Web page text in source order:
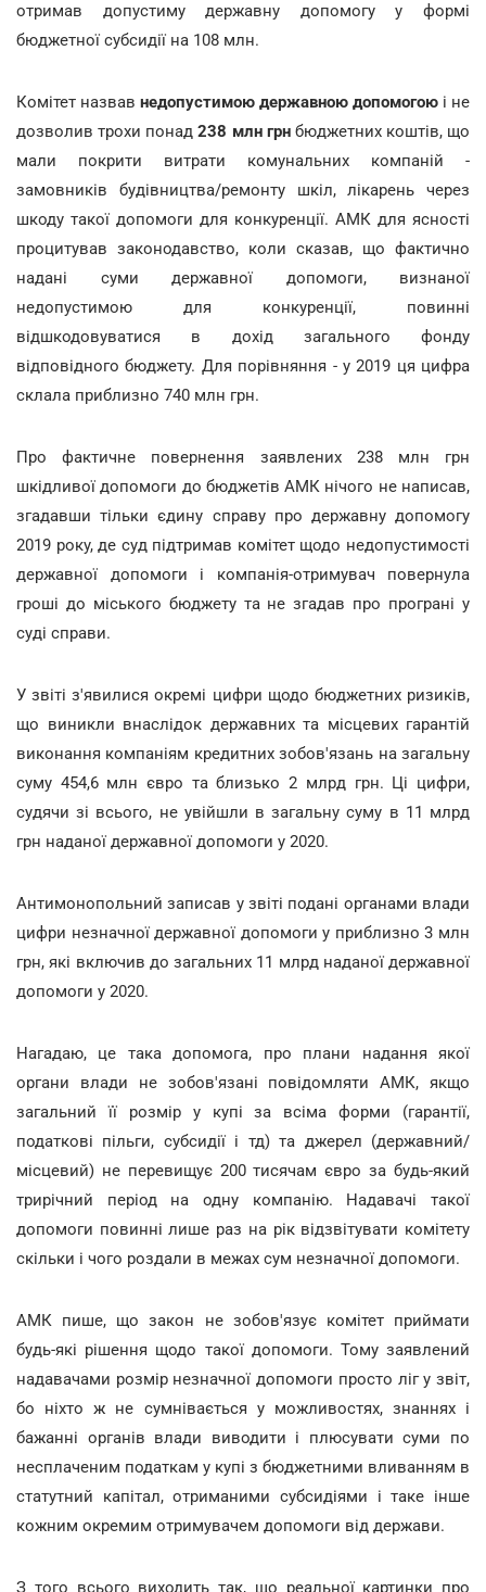
отримав допустиму державну допомогу у формі
бюджетної субсидії на 108 млн.
Комітет назвав недопустимою державною допомогою і не
дозволив трохи понад238 млн грнбюджетних коштів, що
мали покрити витрати комунальних компаній -
замовників будівництва/ремонту шкіл, лікарень через
шкоду такої допомоги для конкуренції. АМК для ясності
процитував законодавство, коли сказав, що фактично
надані суми державної допомоги, визнаної
недопустимою для конкуренції, повинні
відшкодовуватися в дохід загального фонду
відповідного бюджету. Для порівняння - у 2019 ця цифра
склала приблизно 740 млн грн.
Про фактичне повернення заявлених 238 млн грн
шкідливої допомоги до бюджетів АМК нічого не написав,
згадавши тільки єдину справу про державну допомогу
2019 року, де суд підтримав комітет щодо недопустимості
державної допомоги і компанія-отримувач повернула
гроші до міського бюджету та не згадав про програні у
суді справи.
У звіті з'явилися окремі цифри щодо бюджетних ризиків,
що виникли внаслідок державних та місцевих гарантій
виконання компаніям кредитних зобов'язань на загальну
суму 454,6 млн євро та близько 2 млрд грн. Ці цифри,
судячи зі всього, не увійшли в загальну суму в 11 млрд
грн наданої державної допомоги у 2020.
Антимонопольний записав у звіті подані органами влади
цифри незначної державної допомоги у приблизно 3 млн
грн, які включив до загальних 11 млрд наданої державної
допомоги у 2020.
Нагадаю, це така допомога, про плани надання якої
органи влади не зобов'язані повідомляти АМК, якщо
загальний її розмір у купі за всіма форми (гарантії,
податкові пільги, субсидії і тд) та джерел (державний/
місцевий) не перевищує 200 тисячам євро за будь-який
трирічний період на одну компанію. Надавачі такої
допомоги повинні лише раз на рік відзвітувати комітету
скільки і чого роздали в межах сум незначної допомоги.
АМК пише, що закон не зобов'язує комітет приймати
будь-які рішення щодо такої допомоги. Тому заявлений
надавачами розмір незначної допомоги просто ліг у звіт,
бо ніхто ж не сумнівається у можливостях, знаннях і
бажанні органів влади виводити і плюсувати суми по
несплаченим податкам у купі з бюджетними вливанням в
статутний капітал, отриманими субсидіями і таке інше
кожним окремим отримувачем допомоги від держави.
З того всього виходить так, що реальної картинки про